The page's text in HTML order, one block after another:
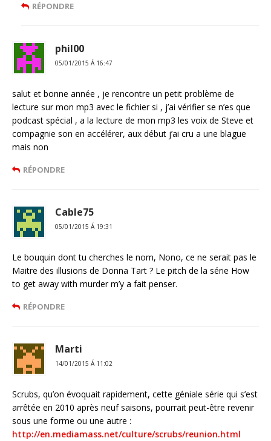
RÉPONDRE
phil00
05/01/2015 Á 16:47
salut et bonne année , je rencontre un petit problème de
lecture sur mon mp3 avec le fichier si , j’ai vérifier se n’es que
podcast spécial , a la lecture de mon mp3 les voix de Steve et
compagnie son en accélérer, aux début j’ai cru a une blague
mais non
RÉPONDRE
Cable75
05/01/2015 Á 19:31
Le bouquin dont tu cherches le nom, Nono, ce ne serait pas le
Maitre des illusions de Donna Tart ? Le pitch de la série How
to get away with murder m’y a fait penser.
RÉPONDRE
Marti
14/01/2015 Á 11:02
Scrubs, qu’on évoquait rapidement, cette géniale série qui s’est
arrêtée en 2010 après neuf saisons, pourrait peut-être revenir
sous une forme ou une autre :
http://en.mediamass.net/culture/scrubs/reunion.html